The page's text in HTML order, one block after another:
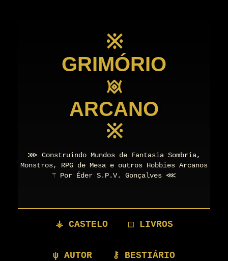
※
GRIMÓRIO
𖥜
ARCANO
※
⋙ Construindo Mundos de Fantasia Sombria,
Monstros, RPG de Mesa e outros Hobbies Arcanos
⚚ Por Éder S.P.V. Gonçalves ⋘
⚶ CASTELO ◫ LIVROS
ψ AUTOR ⚷ BESTIÁRIO